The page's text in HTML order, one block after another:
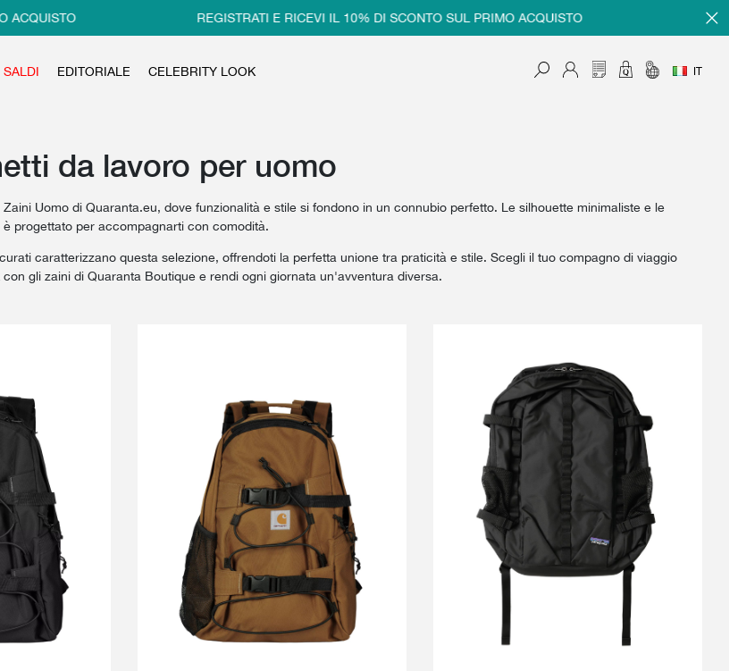
REGISTRATI E RICEVI IL 10% DI SCONTO SUL PRIMO ACQUISTO
SALDI EDITORIALE CELEBRITY LOOK IT
da lavoro per uomo
Uomo di Quaranta.eu, dove funzionalità e stile si fondono in un connubio perfetto. Le silhouette minimaliste e le
progettato per accompagnarti con comodità.
caratterizzano questa selezione, offrendoti la perfetta unione tra praticità e stile. Scegli il tuo compagno di viaggio
gli zaini di Quaranta Boutique e rendi ogni giornata un'avventura diversa.